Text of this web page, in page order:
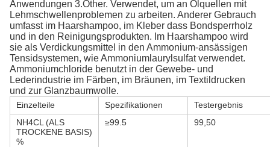
Anwendungen 3.Other. Verwendet, um an Ölquellen mit
Lehmschwellenproblemen zu arbeiten. Anderer Gebrauch
umfasst im Haarshampoo, im Kleber dass Bondsperrholz
und in den Reinigungsprodukten. Im Haarshampoo wird
sie als Verdickungsmittel in den Ammonium-ansässigen
Tensidsystemen, wie Ammoniumlaurylsulfat verwendet.
Ammoniumchloride benutzt in der Gewebe- und
Lederindustrie im Färben, im Bräunen, im Textildrucken
und zur Glanzbaumwolle.
Einzelteile Spezifikationen
Testergebnis
NH4CL (ALS
TROCKENE BASIS)
%
≥99.5 99,50